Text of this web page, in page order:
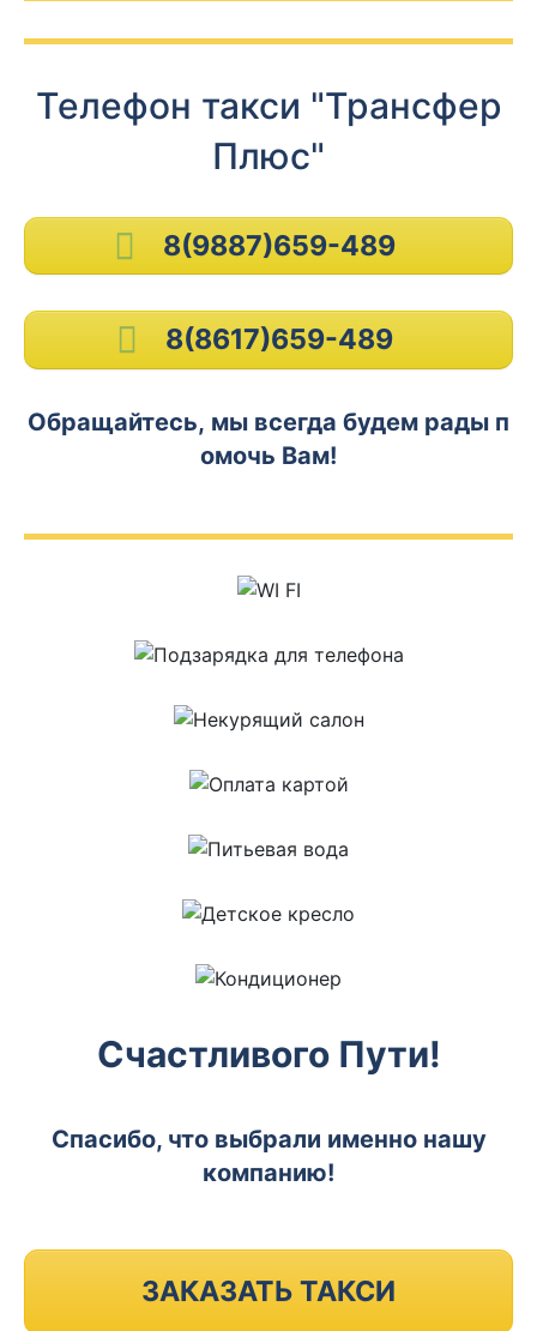
Телефон такси "Трансфер
Плюс"
8(9887)659-489
8(8617)659-489
Обращайтесь, мы всегда будем рады п
омочь Вам!
Счастливого Пути!
Спасибо, что выбрали именно нашу
компанию!
ЗАКАЗАТЬ ТАКСИ